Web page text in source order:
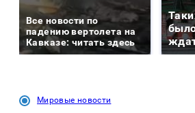
Все новости по
падению вертолета на
Кавказе: читать здесь
Мировые новости